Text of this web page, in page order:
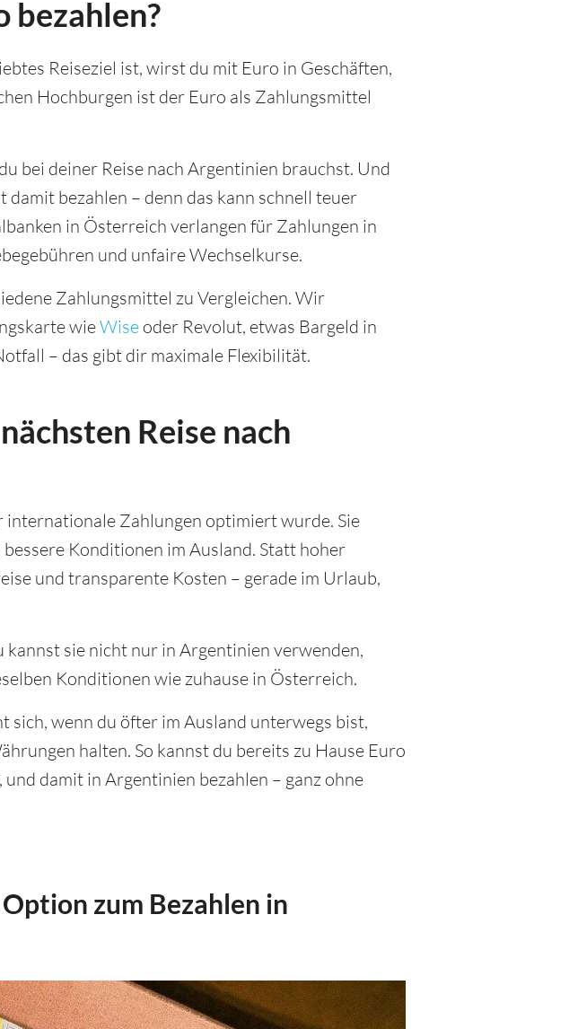
bezahlen?
Reiseziel ist, wirst du mit Euro in Geschäften,
Hochburgen ist der Euro als Zahlungsmittel
bei deiner Reise nach Argentinien brauchst. Und
bezahlen – denn das kann schnell teuer
in Österreich verlangen für Zahlungen in
und unfaire Wechselkurse.
Zahlungsmittel zu Vergleichen. Wir
wieWise oder Revolut, etwas Bargeld in
– das gibt dir maximale Flexibilität.
Reise nach
internationale Zahlungen optimiert wurde. Sie
Konditionen im Ausland. Statt hoher
und transparente Kosten – gerade im Urlaub,
sie nicht nur in Argentinien verwenden,
Konditionen wie zuhause in Österreich.
sich, wenn du öfter im Ausland unterwegs bist,
halten. So kannst du bereits zu Hause Euro
damit in Argentinien bezahlen – ganz ohne
zum Bezahlen in